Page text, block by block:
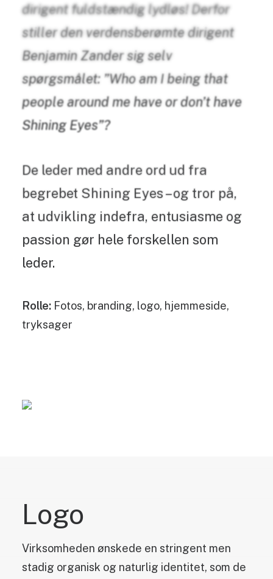
dirigent fuldstændig lydløs! Derfor
stiller den verdensberømte dirigent
Benjamin Zander sig selv
spørgsmålet: ”Who am I being that
people around me have or don’t have
Shining Eyes”?
De leder med andre ord ud fra
begrebet Shining Eyes – og tror på,
at udvikling indefra, entusiasme og
passion gør hele forskellen som
leder.
Rolle: Fotos, branding, logo, hjemmeside,
tryksager
Logo
Virksomheden ønskede en stringent men
stadig organisk og naturlig identitet, som de